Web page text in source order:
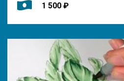
1 500 ₽